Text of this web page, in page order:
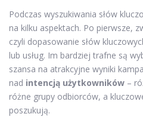
Podczas wyszukiwania słów
na kilku aspektach. Po pierwsze,
czyli dopasowanie słów
lub usług. Im bardziej trafne są
szansa na atrakcyjne wyniki
nad intencją użytkowników –
różne grupy odbiorców, a
poszukują.